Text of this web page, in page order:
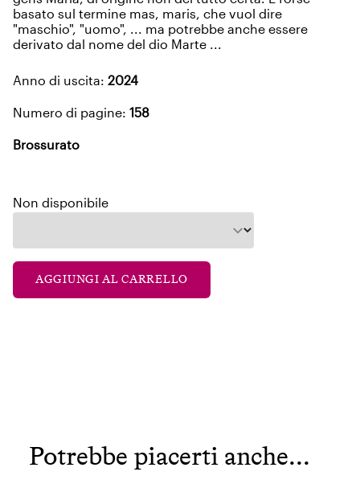
basato sul termine mas, maris, che vuol dire
"maschio", "uomo", ... ma potrebbe anche essere
derivato dal nome del dio Marte ...
Anno di uscita: 2024
Numero di pagine: 158
Brossurato
Non disponibile
AGGIUNGI AL CARRELLO
Potrebbe piacerti anche...